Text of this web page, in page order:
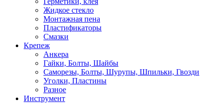
Жидкое стекло
Монтажная пена
Пластификаторы
Смазки
Крепеж
Анкера
Гайки, Болты, Шайбы
Саморезы, Болты, Шурупы, Шпильки, Гвозди
Уголки, Пластины
Разное
Инструмент